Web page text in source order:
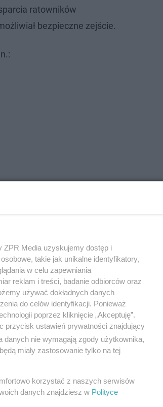
ratowników
bezpieczne zejście.
i zapobiec ich
i mi…
ZPR Media uzyskujemy dostęp i
takie jak unikalne identyfikatory,
w celu zapewniania
reklam i treści, badanie odbiorców oraz
używać dokładnych danych
do celów identyfikacji. Ponieważ
poprzez kliknięcie „Akceptuję”.
przycisk ustawień prywatności znajdujący
danych nie wymagają zgody użytkownika,
miały zastosowanie tylko na tej
korzystać z naszych serwisów
danych znajdziesz w Polityce